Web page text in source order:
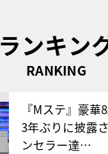
ランキン
RANKING
『Mステ』豪
3年ぶりに披露
ンセラー達…